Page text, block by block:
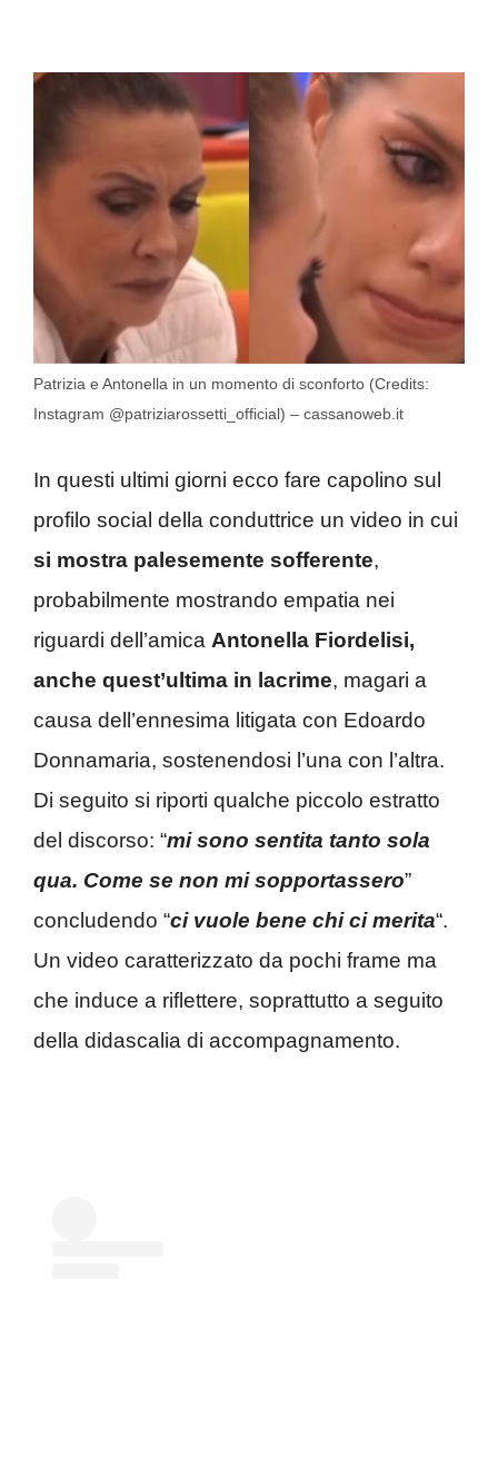
Patrizia e Antonella in un momento di sconforto (Credits:
Instagram @patriziarossetti_official) – cassanoweb.it
In questi ultimi giorni ecco fare capolino sul
profilo social della conduttrice un video in cui
si mostra palesemente sofferente,
probabilmente mostrando empatia nei
riguardi dell’amica Antonella Fiordelisi,
anche quest’ultima in lacrime, magari a
causa dell’ennesima litigata con Edoardo
Donnamaria, sostenendosi l’una con l’altra.
Di seguito si riporti qualche piccolo estratto
del discorso: “mi sono sentita tanto sola
qua. Come se non mi sopportassero”
concludendo “ci vuole bene chi ci merita“.
Un video caratterizzato da pochi frame ma
che induce a riflettere, soprattutto a seguito
della didascalia di accompagnamento.